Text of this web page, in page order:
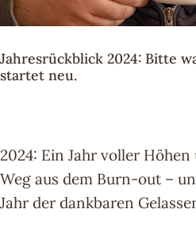
Jahresrückblick 2024: Bitte
startet neu.
2024: Ein Jahr voller
Weg aus dem Burn-out –
Jahr der dankbaren